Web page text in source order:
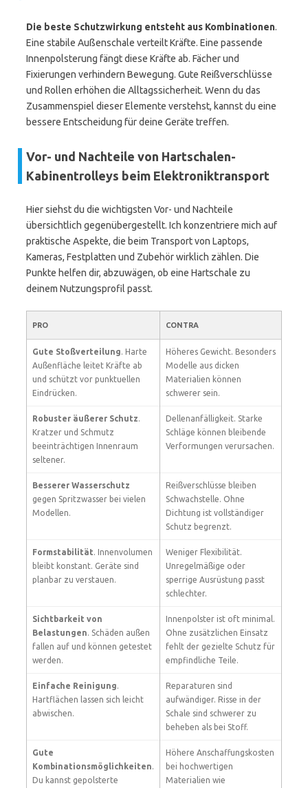
Die beste Schutzwirkung entsteht aus Kombinationen.
Eine stabile Außenschale verteilt Kräfte. Eine passende
Innenpolsterung fängt diese Kräfte ab. Fächer und
Fixierungen verhindern Bewegung. Gute Reißverschlüsse
und Rollen erhöhen die Alltagssicherheit. Wenn du das
Zusammenspiel dieser Elemente verstehst, kannst du eine
bessere Entscheidung für deine Geräte treffen.
Vor- und Nachteile von Hartschalen-
Kabinentrolleys beim Elektroniktransport
Hier siehst du die wichtigsten Vor- und Nachteile
übersichtlich gegenübergestellt. Ich konzentriere mich auf
praktische Aspekte, die beim Transport von Laptops,
Kameras, Festplatten und Zubehör wirklich zählen. Die
Punkte helfen dir, abzuwägen, ob eine Hartschale zu
deinem Nutzungsprofil passt.
PRO CONTRA
Gute Stoßverteilung. Harte
Außenfläche leitet Kräfte ab
und schützt vor punktuellen
Eindrücken.
Höheres Gewicht. Besonders
Modelle aus dicken
Materialien können
schwerer sein.
Robuster äußerer Schutz.
Kratzer und Schmutz
beeinträchtigen Innenraum
seltener.
Dellenanfälligkeit. Starke
Schläge können bleibende
Verformungen verursachen.
Besserer Wasserschutz
gegen Spritzwasser bei vielen
Modellen.
Reißverschlüsse bleiben
Schwachstelle. Ohne
Dichtung ist vollständiger
Schutz begrenzt.
Formstabilität. Innenvolumen
bleibt konstant. Geräte sind
planbar zu verstauen.
Weniger Flexibilität.
Unregelmäßige oder
sperrige Ausrüstung passt
schlechter.
Sichtbarkeit von
Belastungen. Schäden außen
fallen auf und können getestet
werden.
Innenpolster ist oft minimal.
Ohne zusätzlichen Einsatz
fehlt der gezielte Schutz für
empfindliche Teile.
Einfache Reinigung.
Hartflächen lassen sich leicht
abwischen.
Reparaturen sind
aufwändiger. Risse in der
Schale sind schwerer zu
beheben als bei Stoff.
Gute
Kombinationsmöglichkeiten.
Du kannst gepolsterte
Höhere Anschaffungskosten
bei hochwertigen
Materialien wie